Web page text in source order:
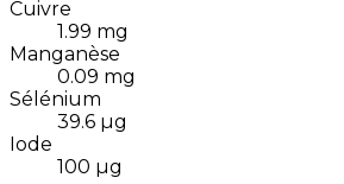
Cuivre
1.99 mg
Manganèse
0.09 mg
Sélénium
39.6 µg
Iode
100 µg